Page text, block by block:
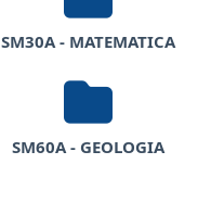
SM30A - MATEMATICA
SM60A - GEOLOGIA